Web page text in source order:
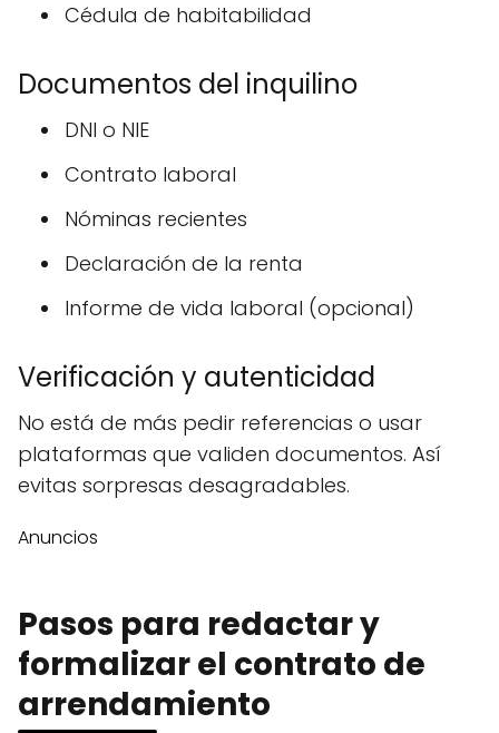
Cédula de habitabilidad
Documentos del inquilino
DNI o NIE
Contrato laboral
Nóminas recientes
Declaración de la renta
Informe de vida laboral (opcional)
Verificación y autenticidad
No está de más pedir referencias o usar
plataformas que validen documentos. Así
evitas sorpresas desagradables.
Anuncios
Pasos para redactar y
formalizar el contrato de
arrendamiento